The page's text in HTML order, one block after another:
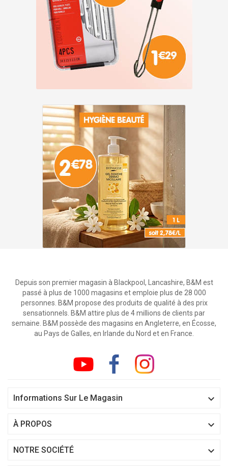
Depuis son premier magasin à Blackpool, Lancashire, B&M est
passé à plus de 1000 magasins et emploie plus de 28 000
personnes. B&M propose des produits de qualité à des prix
sensationnels. B&M attire plus de 4 millions de clients par
semaine. B&M possède des magasins en Angleterre, en Écosse,
au Pays de Galles, en Irlande du Nord et en France.
Informations Sur Le Magasin 
À PROPOS 
NOTRE SOCIÉTÉ 